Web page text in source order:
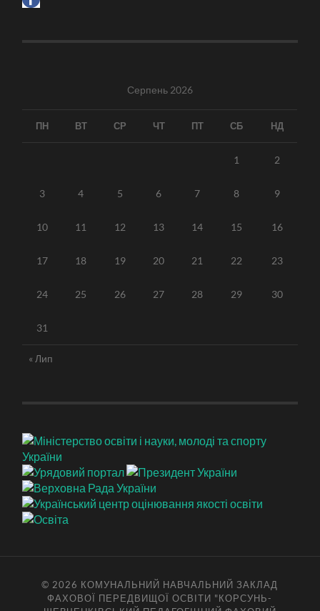
Серпень 2026
ПН ВТ СР ЧТ ПТ СБ НД
1 2
3 4 5 6 7 8 9
10 11 12 13 14 15 16
17 18 19 20 21 22 23
24 25 26 27 28 29 30
31
« Лип
© 2026 КОМУНАЛЬНИЙ НАВЧАЛЬНИЙ ЗАКЛАД
ФАХОВОЇ ПЕРЕДВИЩОЇ ОСВІТИ "КОРСУНЬ-